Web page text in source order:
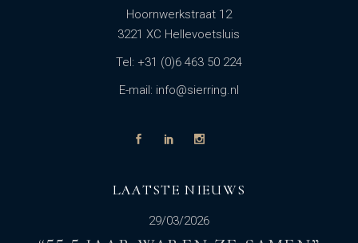
Hoornwerkstraat 12
3221 XC Hellevoetsluis
Tel: +31 (0)6 463 50 224
E-mail: info@sierring.nl
LAATSTE NIEUWS
29/03/2026